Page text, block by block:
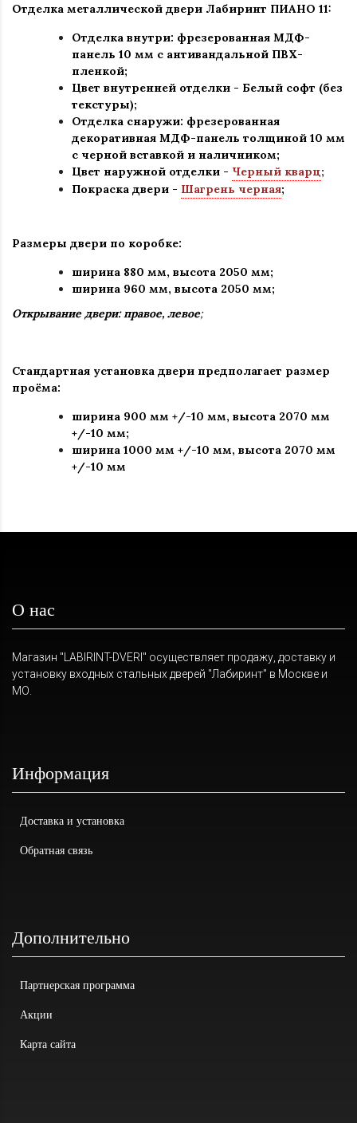
Отделка металлической двери Лабиринт ПИАНО 11:
Отделка внутри: фрезерованная МДФ-
панель 10 мм с антивандальной ПВХ-
пленкой;
Цвет внутренней отделки - Белый софт (без
текстуры);
Отделка снаружи: фрезерованная
декоративная МДФ-панель толщиной 10 мм
с черной вставкой и наличником;
Цвет наружной отделки - Черный кварц;
Покраска двери - Шагрень черная;
Размеры двери по коробке:
ширина 880 мм, высота 2050 мм;
ширина 960 мм, высота 2050 мм;
Открывание двери: правое, левое;
Стандартная установка двери предполагает размер
проёма:
ширина 900 мм +/-10 мм, высота 2070 мм
+/-10 мм;
ширина 1000 мм +/-10 мм, высота 2070 мм
+/-10 мм
О нас
Магазин "LABIRINT-DVERI" осуществляет продажу, доставку и
установку входных стальных дверей "Лабиринт" в Москве и
МО.
Информация
Доставка и установка
Обратная связь
Дополнительно
Партнерская программа
Акции
Карта сайта